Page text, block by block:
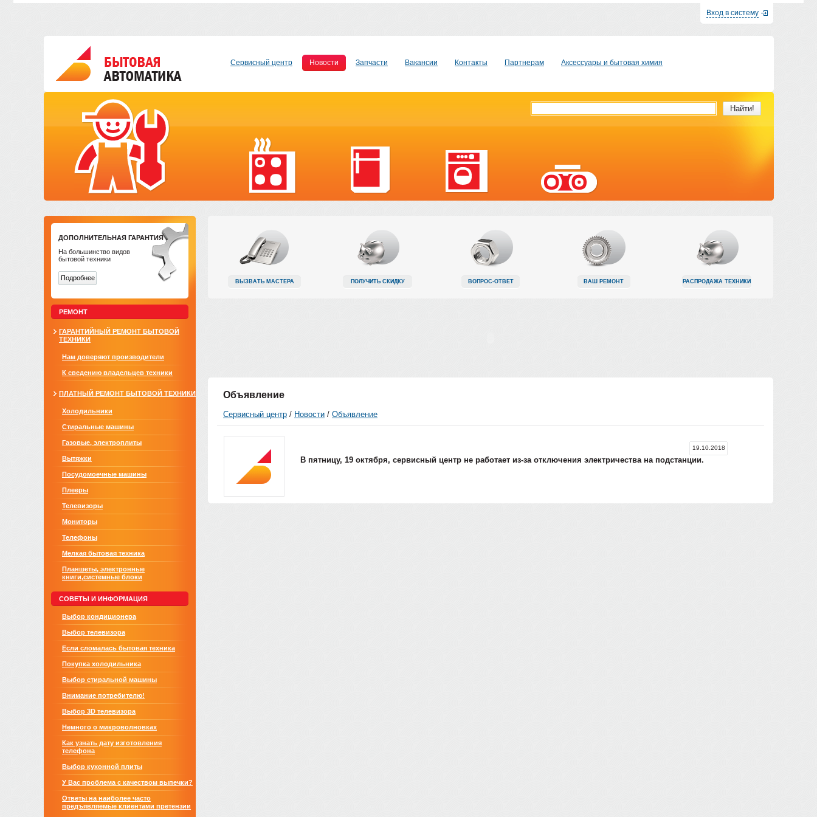
Вход в систему
Сервисный центр Новости Запчасти Вакансии Контакты Партнерам Аксессуары и бытовая химия
ДОПОЛНИТЕЛЬНАЯ ГАРАНТИЯ
На большинство видов
бытовой техники
Подробнее
РЕМОНТ
ГАРАНТИЙНЫЙ РЕМОНТ БЫТОВОЙ
ТЕХНИКИ
Нам доверяют производители
К сведению владельцев техники
ПЛАТНЫЙ РЕМОНТ БЫТОВОЙ ТЕХНИКИ
Холодильники
Стиральные машины
Газовые, электроплиты
Вытяжки
Посудомоечные машины
Плееры
Телевизоры
Мониторы
Телефоны
Мелкая бытовая техника
Планшеты, электронные
книги,системные блоки
СОВЕТЫ И ИНФОРМАЦИЯ
Выбор кондиционера
Выбор телевизора
Если сломалась бытовая техника
Покупка холодильника
Выбор стиральной машины
Внимание потребителю!
Выбор 3D телевизора
Немного о микроволновках
Как узнать дату изготовления
телефона
Выбор кухонной плиты
У Вас проблема с качеством выпечки?
Ответы на наиболее часто
предъявляемые клиентами претензии
ВЫЗВАТЬ МАСТЕРА ПОЛУЧИТЬ СКИДКУ ВОПРОС-ОТВЕТ ВАШ РЕМОНТ РАСПРОДАЖА ТЕХНИКИ
Объявление
Сервисный центр / Новости / Объявление
19.10.2018
В пятницу, 19 октября, сервисный центр не работает из-за отключения электричества на подстанции.